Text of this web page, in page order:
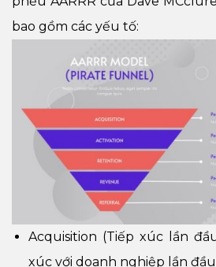
bao gồm các yếu tố:
Acquisition (Tiếp xúc lần
xúc với doanh nghiệp lần